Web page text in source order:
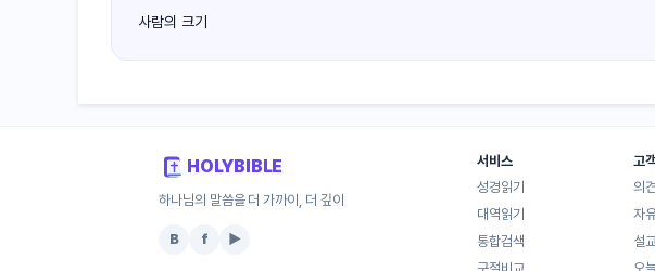
사람의 크기
HOLYBIBLE
하나님의 말씀을 더 가까이, 더 깊이
B f ▶
서비스
성경읽기
대역읽기
통합검색
고
의
자
설